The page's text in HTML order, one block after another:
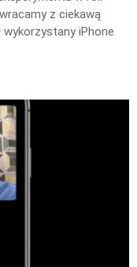
z ciekawą
wykorzystany iPhone